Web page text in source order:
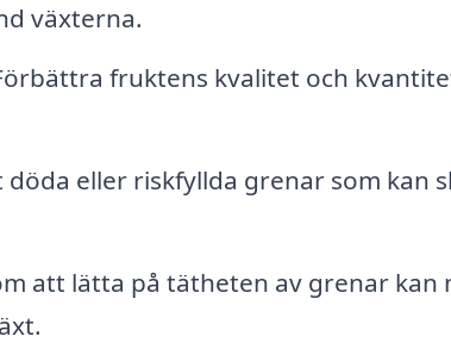
växterna.
fruktens kvalitet och
döda eller riskfyllda grenar som kan
att lätta på tätheten av grenar kan